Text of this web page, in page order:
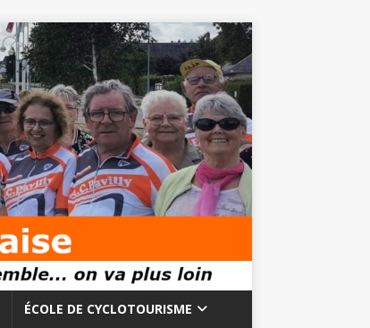
ÉCOLE DE CYCLOTOURISME